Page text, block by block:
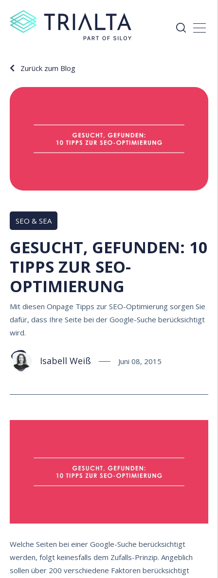
Zurück zum Blog
SEO & SEA
GESUCHT, GEFUNDEN: 10
TIPPS ZUR SEO-
OPTIMIERUNG
Mit diesen Onpage Tipps zur SEO-Optimierung sorgen Sie
dafür, dass Ihre Seite bei der Google-Suche berücksichtigt
wird.
Isabell Weiß Juni 08, 2015
Welche Seiten bei einer Google-Suche berücksichtigt
werden, folgt keinesfalls dem Zufalls-Prinzip. Angeblich
sollen über 200 verschiedene Faktoren berücksichtigt